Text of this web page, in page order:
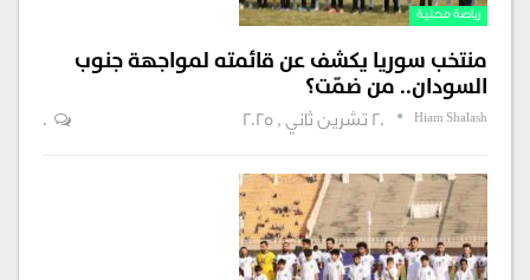
رياضة محلية
منتخب سوريا يكشف عن قائمته لمواجهة جنوب
السودان.. من ضمّت؟
Hiam Shalash 20 تشرين ثاني , 2025 0